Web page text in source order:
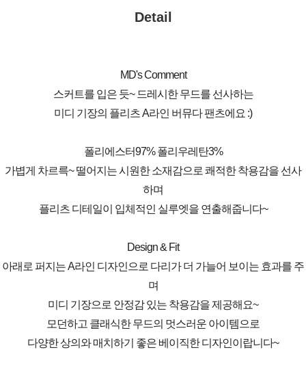
Detail
MD's Comment
스커트를 입은 듯~ 드레시한 무드를 선사하는
미디 기장의 플리츠 A라인 버뮤다 팬츠에요 :)
폴리에스터97% 폴리우레탄3%
가볍게 차르륵~ 떨어지는 시원한 소재감으로 쾌적한 착용감을 선사
하며
플리츠 디테일이 입체적인 실루엣을 연출해줍니다~
Design & Fit
아래로 퍼지는 A라인 디자인으로 다리가 더 가늘어 보이는 효과를 주
며
미디 기장으로 안정감 있는 착용감을 제공해요~
모던하고 클래식한 무드의 멋스러운 아이템으로
다양한 상의와 매치하기 좋은 베이직한 디자인이랍니다~